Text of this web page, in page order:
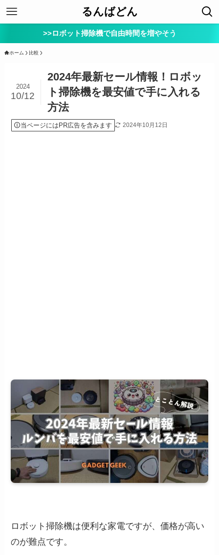
るんばどん
>>ロボット掃除機で自由時間を増やそう
ホーム 比較
2024年最新セール情報！ロボッ
ト掃除機を最安値で手に入れる
方法
2024
10/12
当ページにはPR広告を含みます 2024年10月12日
ロボット掃除機は便利な家電ですが、価格が高い
のが難点です。